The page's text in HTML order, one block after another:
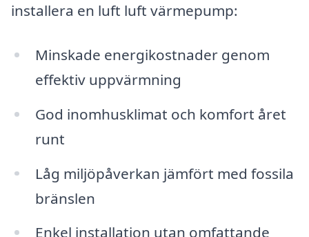
installera en luft luft värmepump:
Minskade energikostnader genom
effektiv uppvärmning
God inomhusklimat och komfort året
runt
Låg miljöpåverkan jämfört med fossila
bränslen
Enkel installation utan omfattande